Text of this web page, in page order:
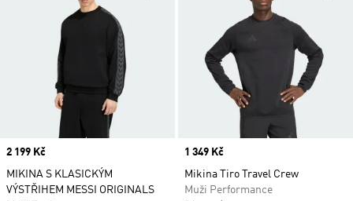
Price
2 199 Kč
MIKINA S KLASICKÝM
VÝSTŘIHEM MESSI ORIGINALS
Price
1 349 Kč
Mikina Tiro Travel Crew
Muži Performance